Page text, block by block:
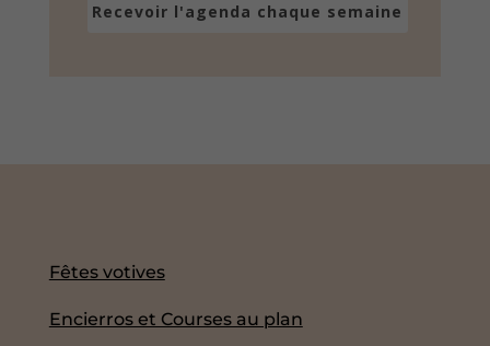
Recevoir l'agenda chaque semaine
Fêtes votives
Encierros et Courses au plan